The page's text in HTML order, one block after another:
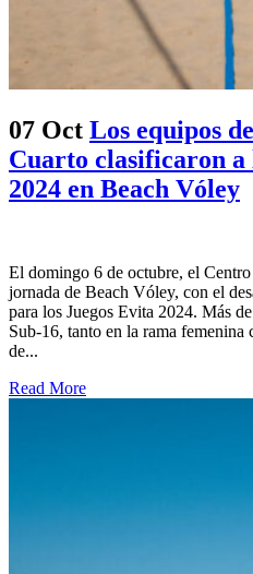
07 Oct Los equipos
Cuarto clasificaron a
2024 en Beach Vóley
El domingo 6 de octubre, el Centro
jornada de Beach Vóley, con el
para los Juegos Evita 2024. Más
Sub-16, tanto en la rama
de...
Read More